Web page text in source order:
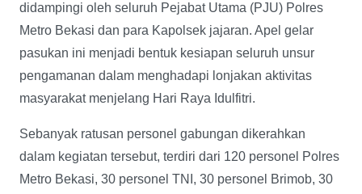
didampingi oleh seluruh Pejabat Utama (PJU) Polres
Metro Bekasi dan para Kapolsek jajaran. Apel gelar
pasukan ini menjadi bentuk kesiapan seluruh unsur
pengamanan dalam menghadapi lonjakan aktivitas
masyarakat menjelang Hari Raya Idulfitri.
Sebanyak ratusan personel gabungan dikerahkan
dalam kegiatan tersebut, terdiri dari 120 personel Polres
Metro Bekasi, 30 personel TNI, 30 personel Brimob, 30